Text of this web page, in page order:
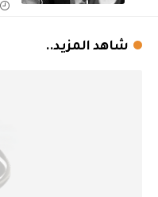
شاهد المزيد..